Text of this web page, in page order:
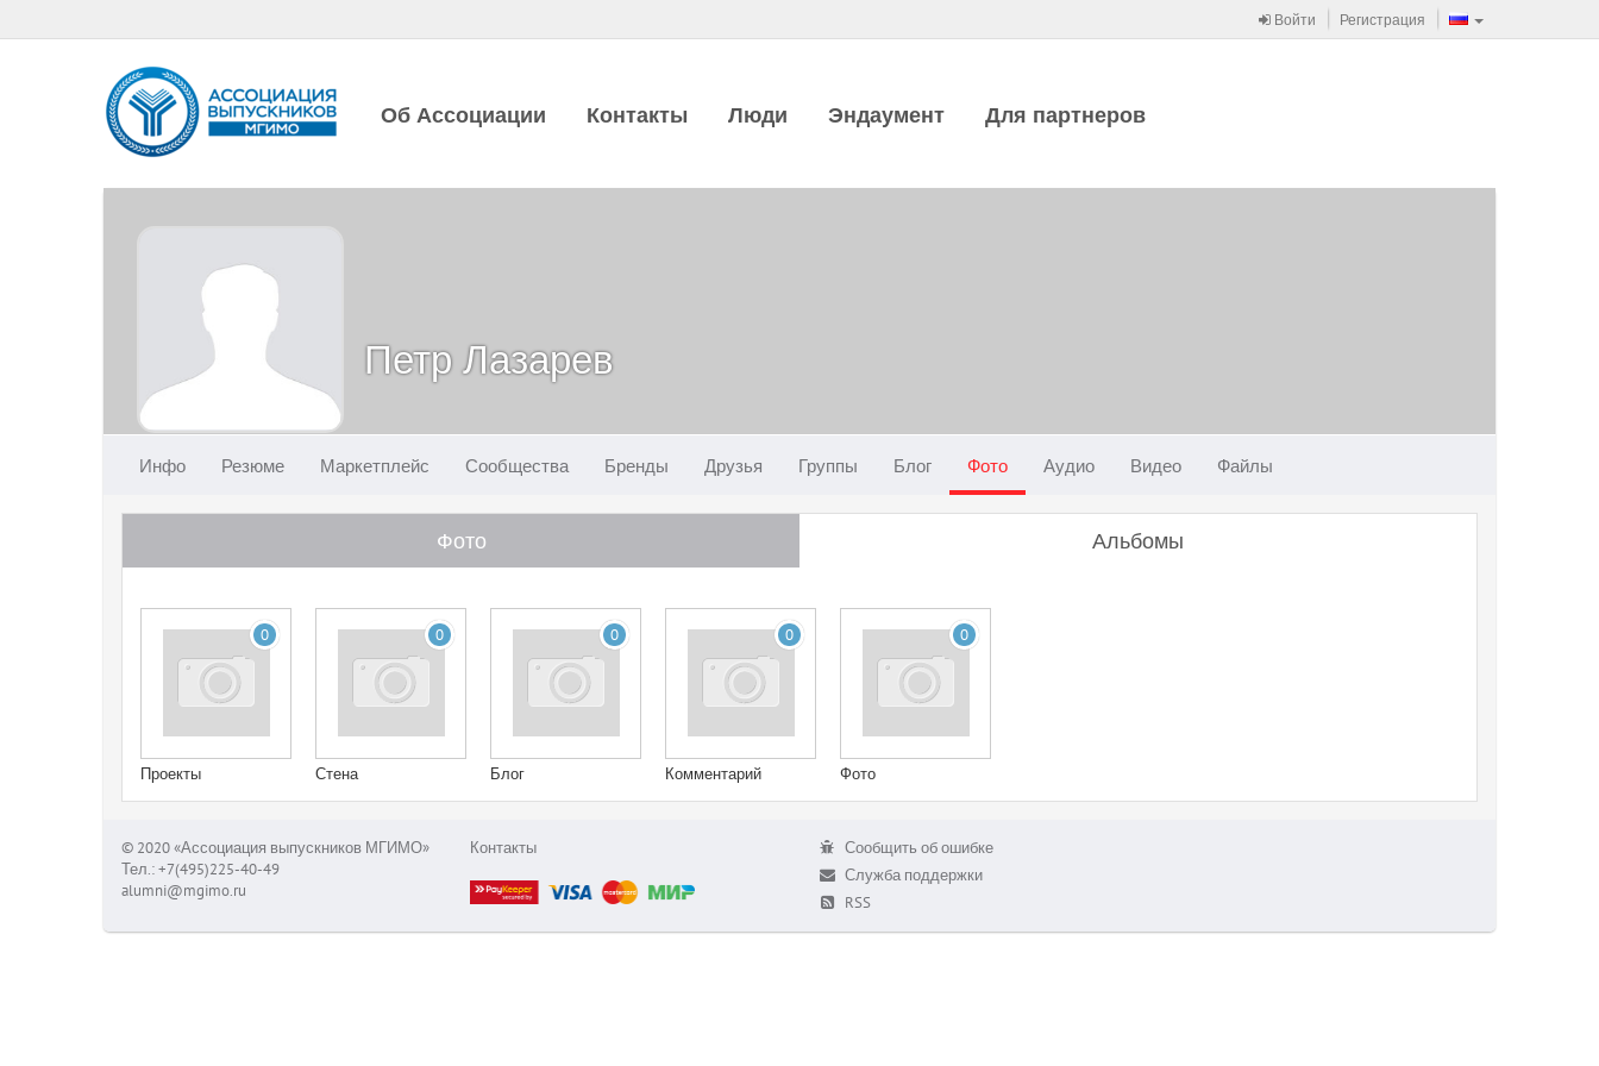
Войти Регистрация
Об Ассоциации Контакты Люди Эндаумент Для партнеров
Петр Лазарев
Инфо Резюме Маркетплейс Сообщества Бренды Друзья Группы Блог Фото Аудио Видео Файлы
Фото Альбомы
0
Проекты
0
Стена
0
Блог
0
Комментарий
0
Фото
© 2020 «Ассоциация выпускников МГИМО»
Тел.: +7(495)225-40-49
alumni@mgimo.ru
Контакты
Сообщить об ошибке
Служба поддержки
RSS